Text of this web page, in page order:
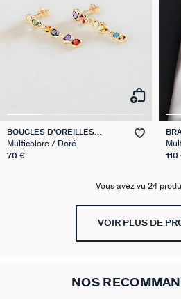
BOUCLES D'OREILLES
PENDANTES CANDY
Multicolore / Doré
70 € 110
Vous avez vu 24
VOIR PLUS DE
NOS